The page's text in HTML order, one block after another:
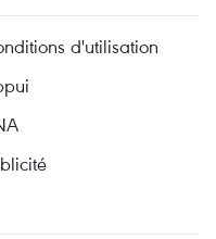
d'utilisation